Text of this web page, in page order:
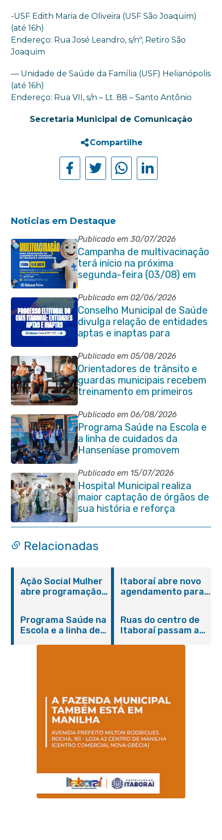
-USF Edith Maria de Oliveira (USF São Joaquim)
(até 16h)
Endereço: Rua José Leandro, s/nº, Retiro São
Joaquim
— Unidade de Saúde da Família (USF) Helianópolis
(até 16h)
Endereço: Rua VII, s/n – Lt. 88 – Santo Antônio
Secretaria Municipal de Comunicação
Compartilhe
Noticias em Destaque
Publicado em 30/07/2026
Campanha de multivacinação
terá início na próxima
segunda-feira (03/08) em
Itaboraí
Publicado em 02/06/2026
Conselho Municipal de Saúde
divulga relação de entidades
aptas e inaptas para
processo eleitoral do
quadriênio 2026-2030
Publicado em 05/08/2026
Orientadores de trânsito e
guardas municipais recebem
treinamento em primeiros
socorros em Itaboraí
Publicado em 06/08/2026
Programa Saúde na Escola e
a linha de cuidados da
Hanseníase promovem
conscientização sobre
hanseníase na E.M Adelaide
de Magalhães Seabra
Publicado em 15/07/2026
Hospital Municipal realiza
maior captação de órgãos de
sua história e reforça
compromisso com a vida
Relacionadas
Ação Social Mulher
abre programação
serviços gratuitos e
orientações
Itaboraí abre novo
agendamento para
Programa Saúde na
Escola e a linha de
Magalhães Seabra
Ruas do centro de
Itaboraí passam a